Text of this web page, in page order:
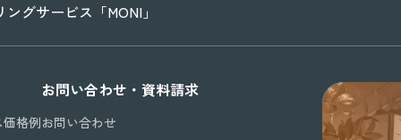
グサービス「MONI」
格例
お問い合わせ・資料請求
お問い合わせ